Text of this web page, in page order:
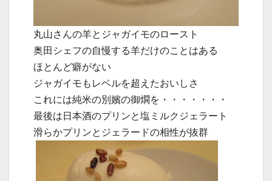
丸山さんの羊とジャガイモのロースト
奥田シェフの自慢する羊だけのことはある
ほとんど癖がない
ジャガイモもレベルを超えたおいしさ
これには純米の別嬪の御燗を・・・・・・・
最後は日本酒のプリンと塩ミルクジェラート
滑らかプリンとジェラードの相性が抜群